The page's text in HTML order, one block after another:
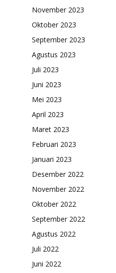
November 2023
Oktober 2023
September 2023
Agustus 2023
Juli 2023
Juni 2023
Mei 2023
April 2023
Maret 2023
Februari 2023
Januari 2023
Desember 2022
November 2022
Oktober 2022
September 2022
Agustus 2022
Juli 2022
Juni 2022